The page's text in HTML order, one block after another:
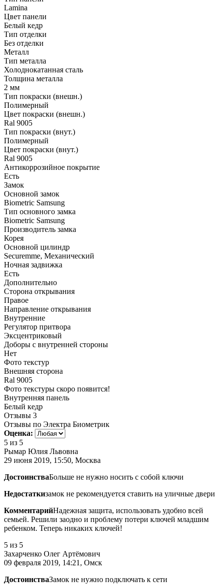
Lamina
Цвет панели
Белый кедр
Тип отделки
Без отделки
Металл
Тип металла
Холоднокатанная сталь
Толщина металла
2 мм
Тип покраски (внешн.)
Полимерный
Цвет покраски (внешн.)
Ral 9005
Тип покраски (внут.)
Полимерный
Цвет покраски (внут.)
Ral 9005
Антикоррозийное покрытие
Есть
Замок
Основной замок
Biometric Samsung
Тип основного замка
Biometric Samsung
Производитель замка
Корея
Основной цилиндр
Securemme, Механический
Ночная задвижка
Есть
Дополнительно
Сторона открывания
Правое
Направление открывания
Внутренние
Регулятор притвора
Эксцентриковый
Доборы с внутренней стороны
Нет
Фото текстур
Внешняя сторона
Ral 9005
Фото текстуры скоро появится!
Внутренняя панель
Белый кедр
Отзывы 3
Отзывы по Электра Биометрик
Оценка:
5 из 5
Рымар Юлия Львовна
29 июня 2019, 15:50, Москва
ДостоинстваБольше не нужно носить с собой ключи
Недостаткизамок не рекомендуется ставить на уличные двери
КомментарийНадежная защита, использовать удобно всей
семьей. Решили заодно и проблему потери ключей младшим
ребенком. Теперь никаких ключей!
5 из 5
Захарченко Олег Артёмович
09 февраля 2019, 14:21, Омск
ДостоинстваЗамок не нужно подключать к сети